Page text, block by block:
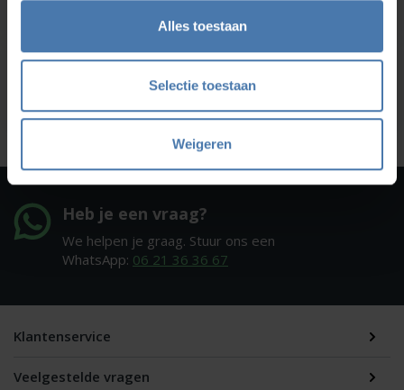
Alles toestaan
Selectie toestaan
Weigeren
Onze showroom
Heb je een vraag?
We helpen je graag. Stuur ons een
WhatsApp: 06 21 36 36 67
Klantenservice
Veelgestelde vragen